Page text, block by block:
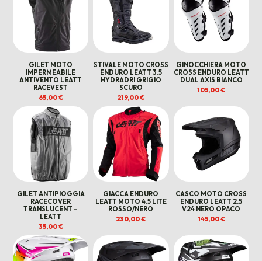
GILET MOTO
IMPERMEABILE
ANTIVENTO LEATT
RACEVEST
65,00€
STIVALE MOTO CROSS
ENDURO LEATT 3.5
HYDRADRI GRIGIO
SCURO
219,00€
GINOCCHIERA MOTO
CROSS ENDURO LEATT
DUAL AXIS BIANCO
105,00€
GILET ANTIPIOGGIA
RACECOVER
TRANSLUCENT –
LEATT
35,00€
GIACCA ENDURO
LEATT MOTO 4.5 LITE
ROSSO/NERO
230,00€
CASCO MOTO CROSS
ENDURO LEATT 2.5
V24 NERO OPACO
145,00€